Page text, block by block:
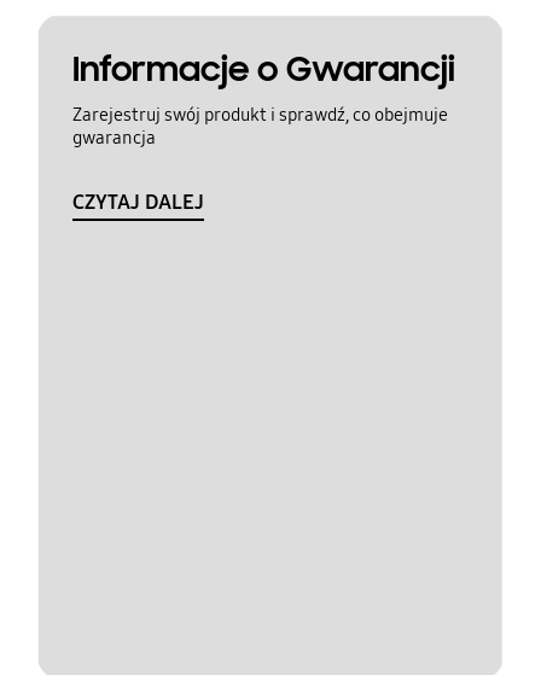
Informacje o Gwarancji
Zarejestruj swój produkt i sprawdź, co obejmuje
gwarancja
CZYTAJ DALEJ